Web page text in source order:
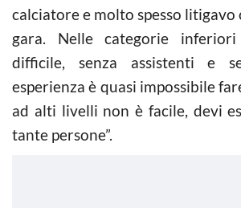
calciatore e molto spesso
gara. Nelle categorie
difficile, senza assistenti e
esperienza è quasi impossibile
ad alti livelli non è facile, devi
tante persone”.